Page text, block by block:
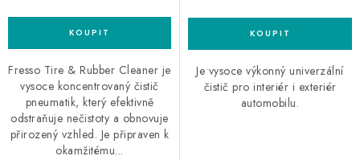
Fresso Tire & Rubber Cleaner je
vysoce koncentrovaný čistič
pneumatik, který efektivně
odstraňuje nečistoty a obnovuje
přirozený vzhled. Je připraven k
okamžitému...
Je vysoce výkonný univerzální
čistič pro interiér i exteriér
automobilu.